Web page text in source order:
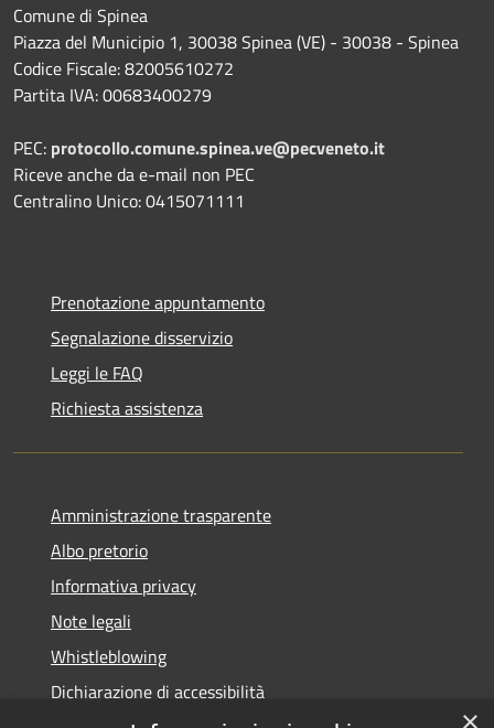
Comune di Spinea
Piazza del Municipio 1, 30038 Spinea (VE) - 30038 - Spinea
Codice Fiscale: 82005610272
Partita IVA: 00683400279
PEC: protocollo.comune.spinea.ve@pecveneto.it
Riceve anche da e-mail non PEC
Centralino Unico: 0415071111
Prenotazione appuntamento
Segnalazione disservizio
Leggi le FAQ
Richiesta assistenza
Amministrazione trasparente
Albo pretorio
Informativa privacy
Note legali
Whistleblowing
Dichiarazione di accessibilità